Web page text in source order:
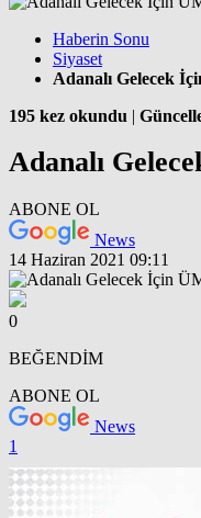
Haberin Sonu
Siyaset
Adanalı Gelecek
195 kez okundu |
Adanalı
ABONE OL
News
14 Haziran 2021 09:11
0
BEĞENDİM
ABONE OL
News
1